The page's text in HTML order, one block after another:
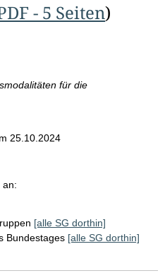
- 5 Seiten)
für die
25.10.2024
an:
[alle SG dorthin]
Bundestages [alle SG dorthin]